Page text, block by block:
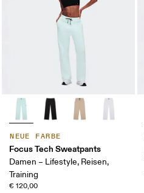
NEUE FARBE
Focus Tech Sweatpants
Damen – Lifestyle, Reisen,
Training
€ 120,00